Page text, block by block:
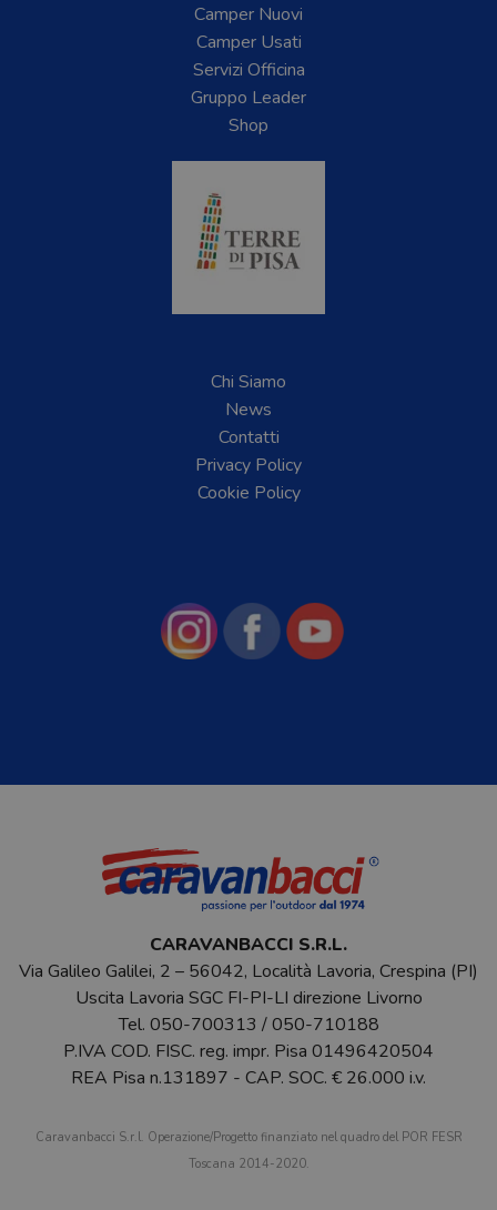
Camper Nuovi
Camper Usati
Servizi Officina
Gruppo Leader
Shop
Chi Siamo
News
Contatti
Privacy Policy
Cookie Policy
CARAVANBACCI S.R.L.
Via Galileo Galilei, 2 – 56042, Località Lavoria, Crespina (PI)
Uscita Lavoria SGC FI-PI-LI direzione Livorno
Tel. 050-700313 /050-710188
P.IVA COD. FISC. reg. impr. Pisa 01496420504
REA Pisa n.131897 - CAP. SOC. € 26.000 i.v.
Caravanbacci S.r.l. Operazione/Progetto finanziato nel quadro del POR FESR
Toscana 2014-2020.